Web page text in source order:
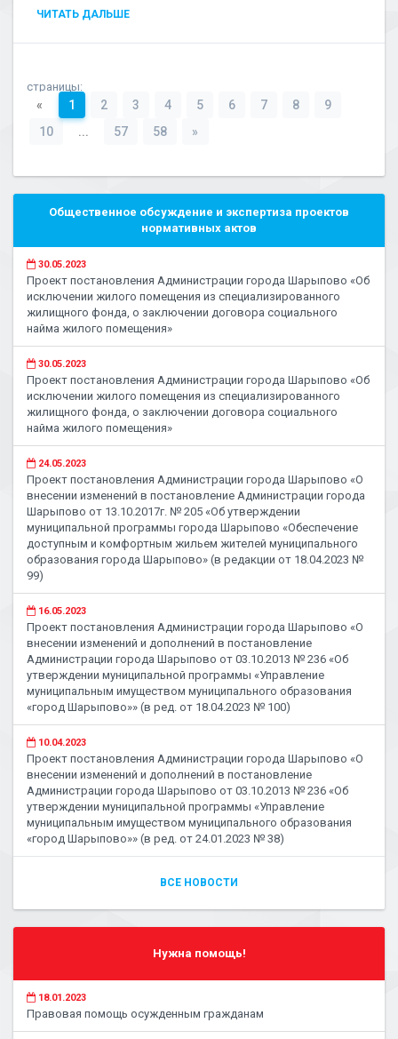
ЧИТАТЬ ДАЛЬШЕ
страницы:
« 1 2 3 4 5 6 7 8
9
10
... 57 58 »
Общественное обсуждение и экспертиза проектов
нормативных актов
30.05.2023
Проект постановления Администрации города Шарыпово «Об
исключении жилого помещения из специализированного
жилищного фонда, о заключении договора социального
найма жилого помещения»
30.05.2023
Проект постановления Администрации города Шарыпово «Об
исключении жилого помещения из специализированного
жилищного фонда, о заключении договора социального
найма жилого помещения»
24.05.2023
Проект постановления Администрации города Шарыпово «О
внесении изменений в постановление Администрации города
Шарыпово от 13.10.2017г. № 205 «Об утверждении
муниципальной программы города Шарыпово «Обеспечение
доступным и комфортным жильем жителей муниципального
образования города Шарыпово» (в редакции от 18.04.2023 №
99)
16.05.2023
Проект постановления Администрации города Шарыпово «О
внесении изменений и дополнений в постановление
Администрации города Шарыпово от 03.10.2013 № 236 «Об
утверждении муниципальной программы «Управление
муниципальным имуществом муниципального образования
«город Шарыпово»» (в ред. от 18.04.2023 № 100)
10.04.2023
Проект постановления Администрации города Шарыпово «О
внесении изменений и дополнений в постановление
Администрации города Шарыпово от 03.10.2013 № 236 «Об
утверждении муниципальной программы «Управление
муниципальным имуществом муниципального образования
«город Шарыпово»» (в ред. от 24.01.2023 № 38)
ВСЕ НОВОСТИ
Нужна помощь!
18.01.2023
Правовая помощь осужденным гражданам